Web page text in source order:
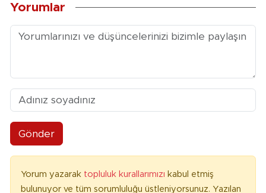
Yorumlar
Gönder
Yorum yazarak topluluk kurallarımızı kabul etmiş
bulunuyor ve tüm sorumluluğu üstleniyorsunuz. Yazılan